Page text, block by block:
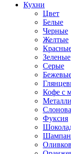
Кухни
Цвет
Белые
Черные
Желтые
Зеленые
Серые
Кофе с
Фуксия